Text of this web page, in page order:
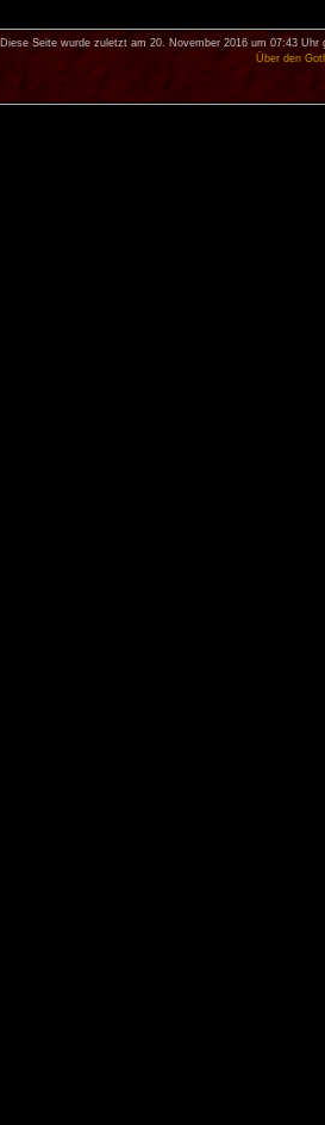
Diese Seite wurde zuletzt am 20. November 2016 um 07:43 Uhr
Über den